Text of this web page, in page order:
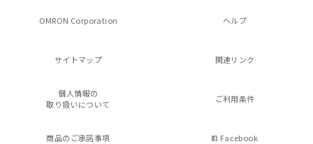
OMRON Corporation ヘルプ
サイトマップ 関連リンク
個人情報の
取り扱いについて
ご利用条件
商品のご承諾事項 Facebook